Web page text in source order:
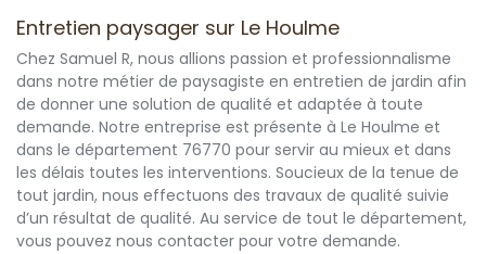
Entretien paysager sur Le Houlme
Chez Samuel R, nous allions passion et professionnalisme
dans notre métier de paysagiste en entretien de jardin afin
de donner une solution de qualité et adaptée à toute
demande. Notre entreprise est présente à Le Houlme et
dans le département 76770 pour servir au mieux et dans
les délais toutes les interventions. Soucieux de la tenue de
tout jardin, nous effectuons des travaux de qualité suivie
d’un résultat de qualité. Au service de tout le département,
vous pouvez nous contacter pour votre demande.